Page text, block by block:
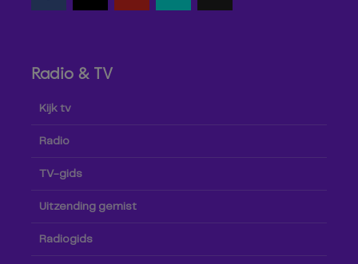
Radio & TV
Kijk tv
Radio
TV-gids
Uitzending gemist
Radiogids